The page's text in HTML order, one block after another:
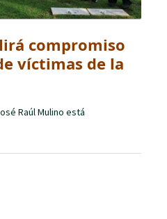
compromiso
víctimas de la
Raúl Mulino está